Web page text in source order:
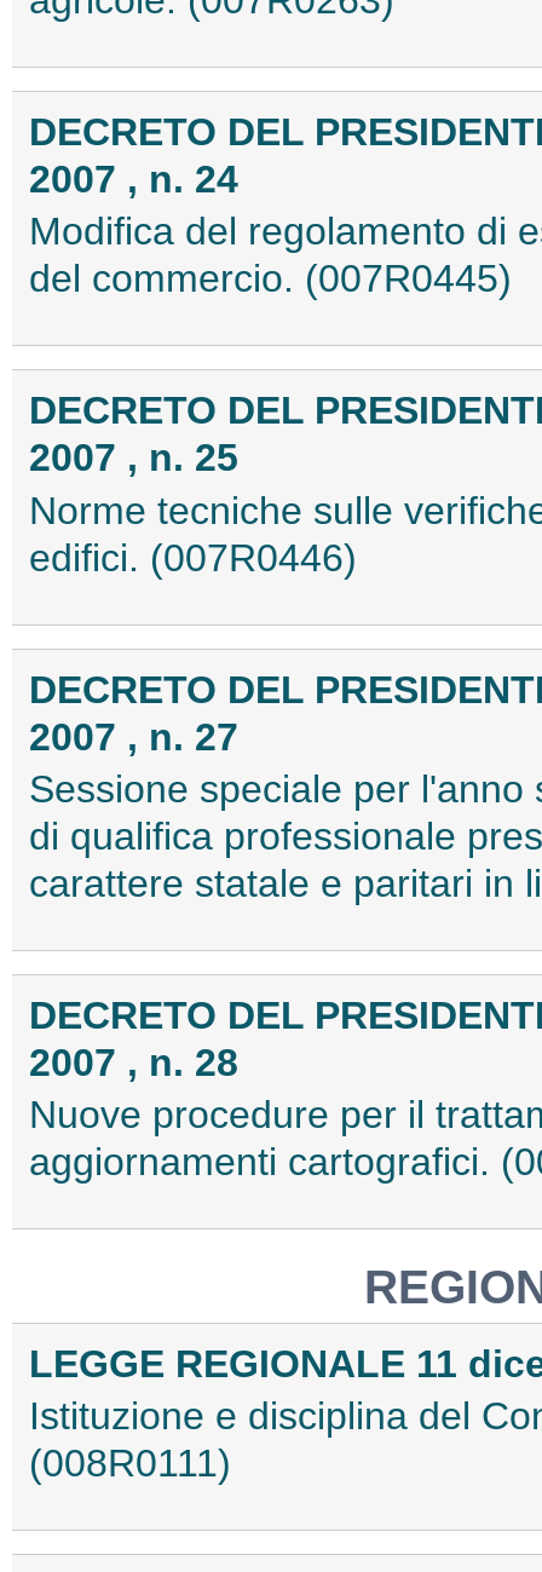
DECRETO DEL
2007 , n. 24
Modifica del regolamento di
del commercio. (007R0445)
DECRETO DEL
2007 , n. 25
Norme tecniche sulle
edifici. (007R0446)
DECRETO DEL
2007 , n. 27
Sessione speciale per
di qualifica professionale
carattere statale e paritari in
DECRETO DEL
2007 , n. 28
Nuove procedure per il
aggiornamenti cartografici.
LEGGE REGIONALE 11
Istituzione e disciplina del
(008R0111)